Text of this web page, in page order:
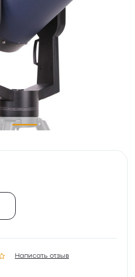
Написать отзыв